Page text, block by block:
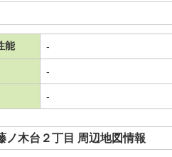
能 -
-
-
ノ木台２丁目 周辺地図情報